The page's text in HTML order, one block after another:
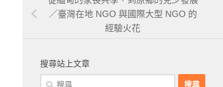
／臺灣在地 NGO 與國際大型 NGO 的
經驗火花
搜尋站上文章
搜